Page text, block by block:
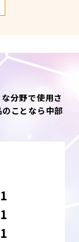
分野で使用さ
ことなら中部